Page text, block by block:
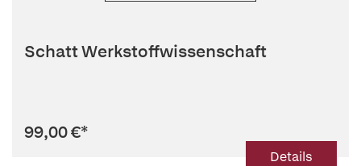
Schatt Werkstoffwissenschaft
99,00 €*
Details